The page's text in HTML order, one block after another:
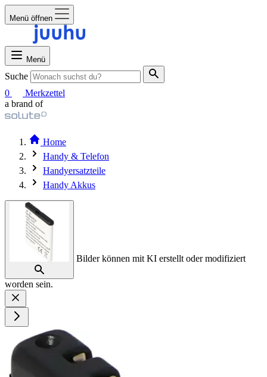
Menü öffnen
Menü
Suche
0
Merkzettel
a brand of
Home
Handy & Telefon
Handyersatzteile
Handy Akkus
Bilder können mit KI erstellt oder modifiziert
worden sein.